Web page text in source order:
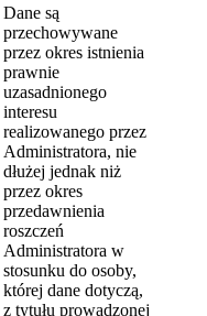
Dane są
przechowywane
przez okres istnienia
prawnie
uzasadnionego
interesu
realizowanego przez
Administratora, nie
dłużej jednak niż
przez okres
przedawnienia
roszczeń
Administratora w
stosunku do osoby,
której dane dotyczą,
z tytułu prowadzonej